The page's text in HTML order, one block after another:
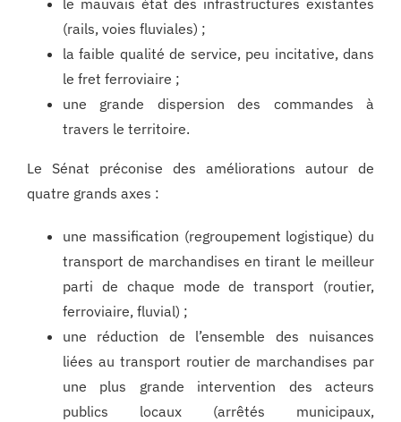
(rails, voies fluviales) ;
la faible qualité de service, peu incitative, dans
le fret ferroviaire ;
une grande dispersion des commandes à
travers le territoire.
Le Sénat préconise des améliorations autour de
quatre grands axes :
une massification (regroupement logistique) du
transport de marchandises en tirant le meilleur
parti de chaque mode de transport (routier,
ferroviaire, fluvial) ;
une réduction de l’ensemble des nuisances
liées au transport routier de marchandises par
une plus grande intervention des acteurs
publics locaux (arrêtés municipaux,